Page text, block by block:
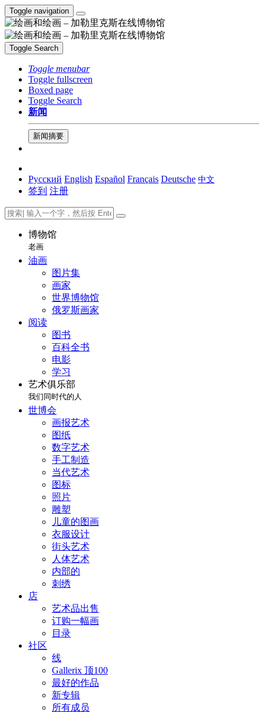
Toggle navigation
Toggle Search
Toggle menubar
Toggle fullscreen
Boxed page
Toggle Search
新闻
新闻摘要
Русский English Español Français Deutsche 中文
签到 注册
博物馆
老画
油画
图片集
画家
世界博物馆
俄罗斯画家
阅读
图书
百科全书
电影
学习
艺术俱乐部
我们同时代的人
世博会
画报艺术
图纸
数字艺术
手工制造
当代艺术
图标
照片
雕塑
儿童的图画
衣服设计
街头艺术
人体艺术
内部的
刺绣
店
艺术品出售
订购一幅画
目录
社区
线
Gallerix 顶100
最好的作品
新专辑
所有成员